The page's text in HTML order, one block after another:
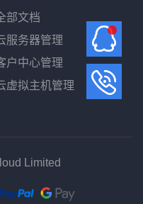
部文档
服务器管理
户中心管理
虚拟主机管理
Limited